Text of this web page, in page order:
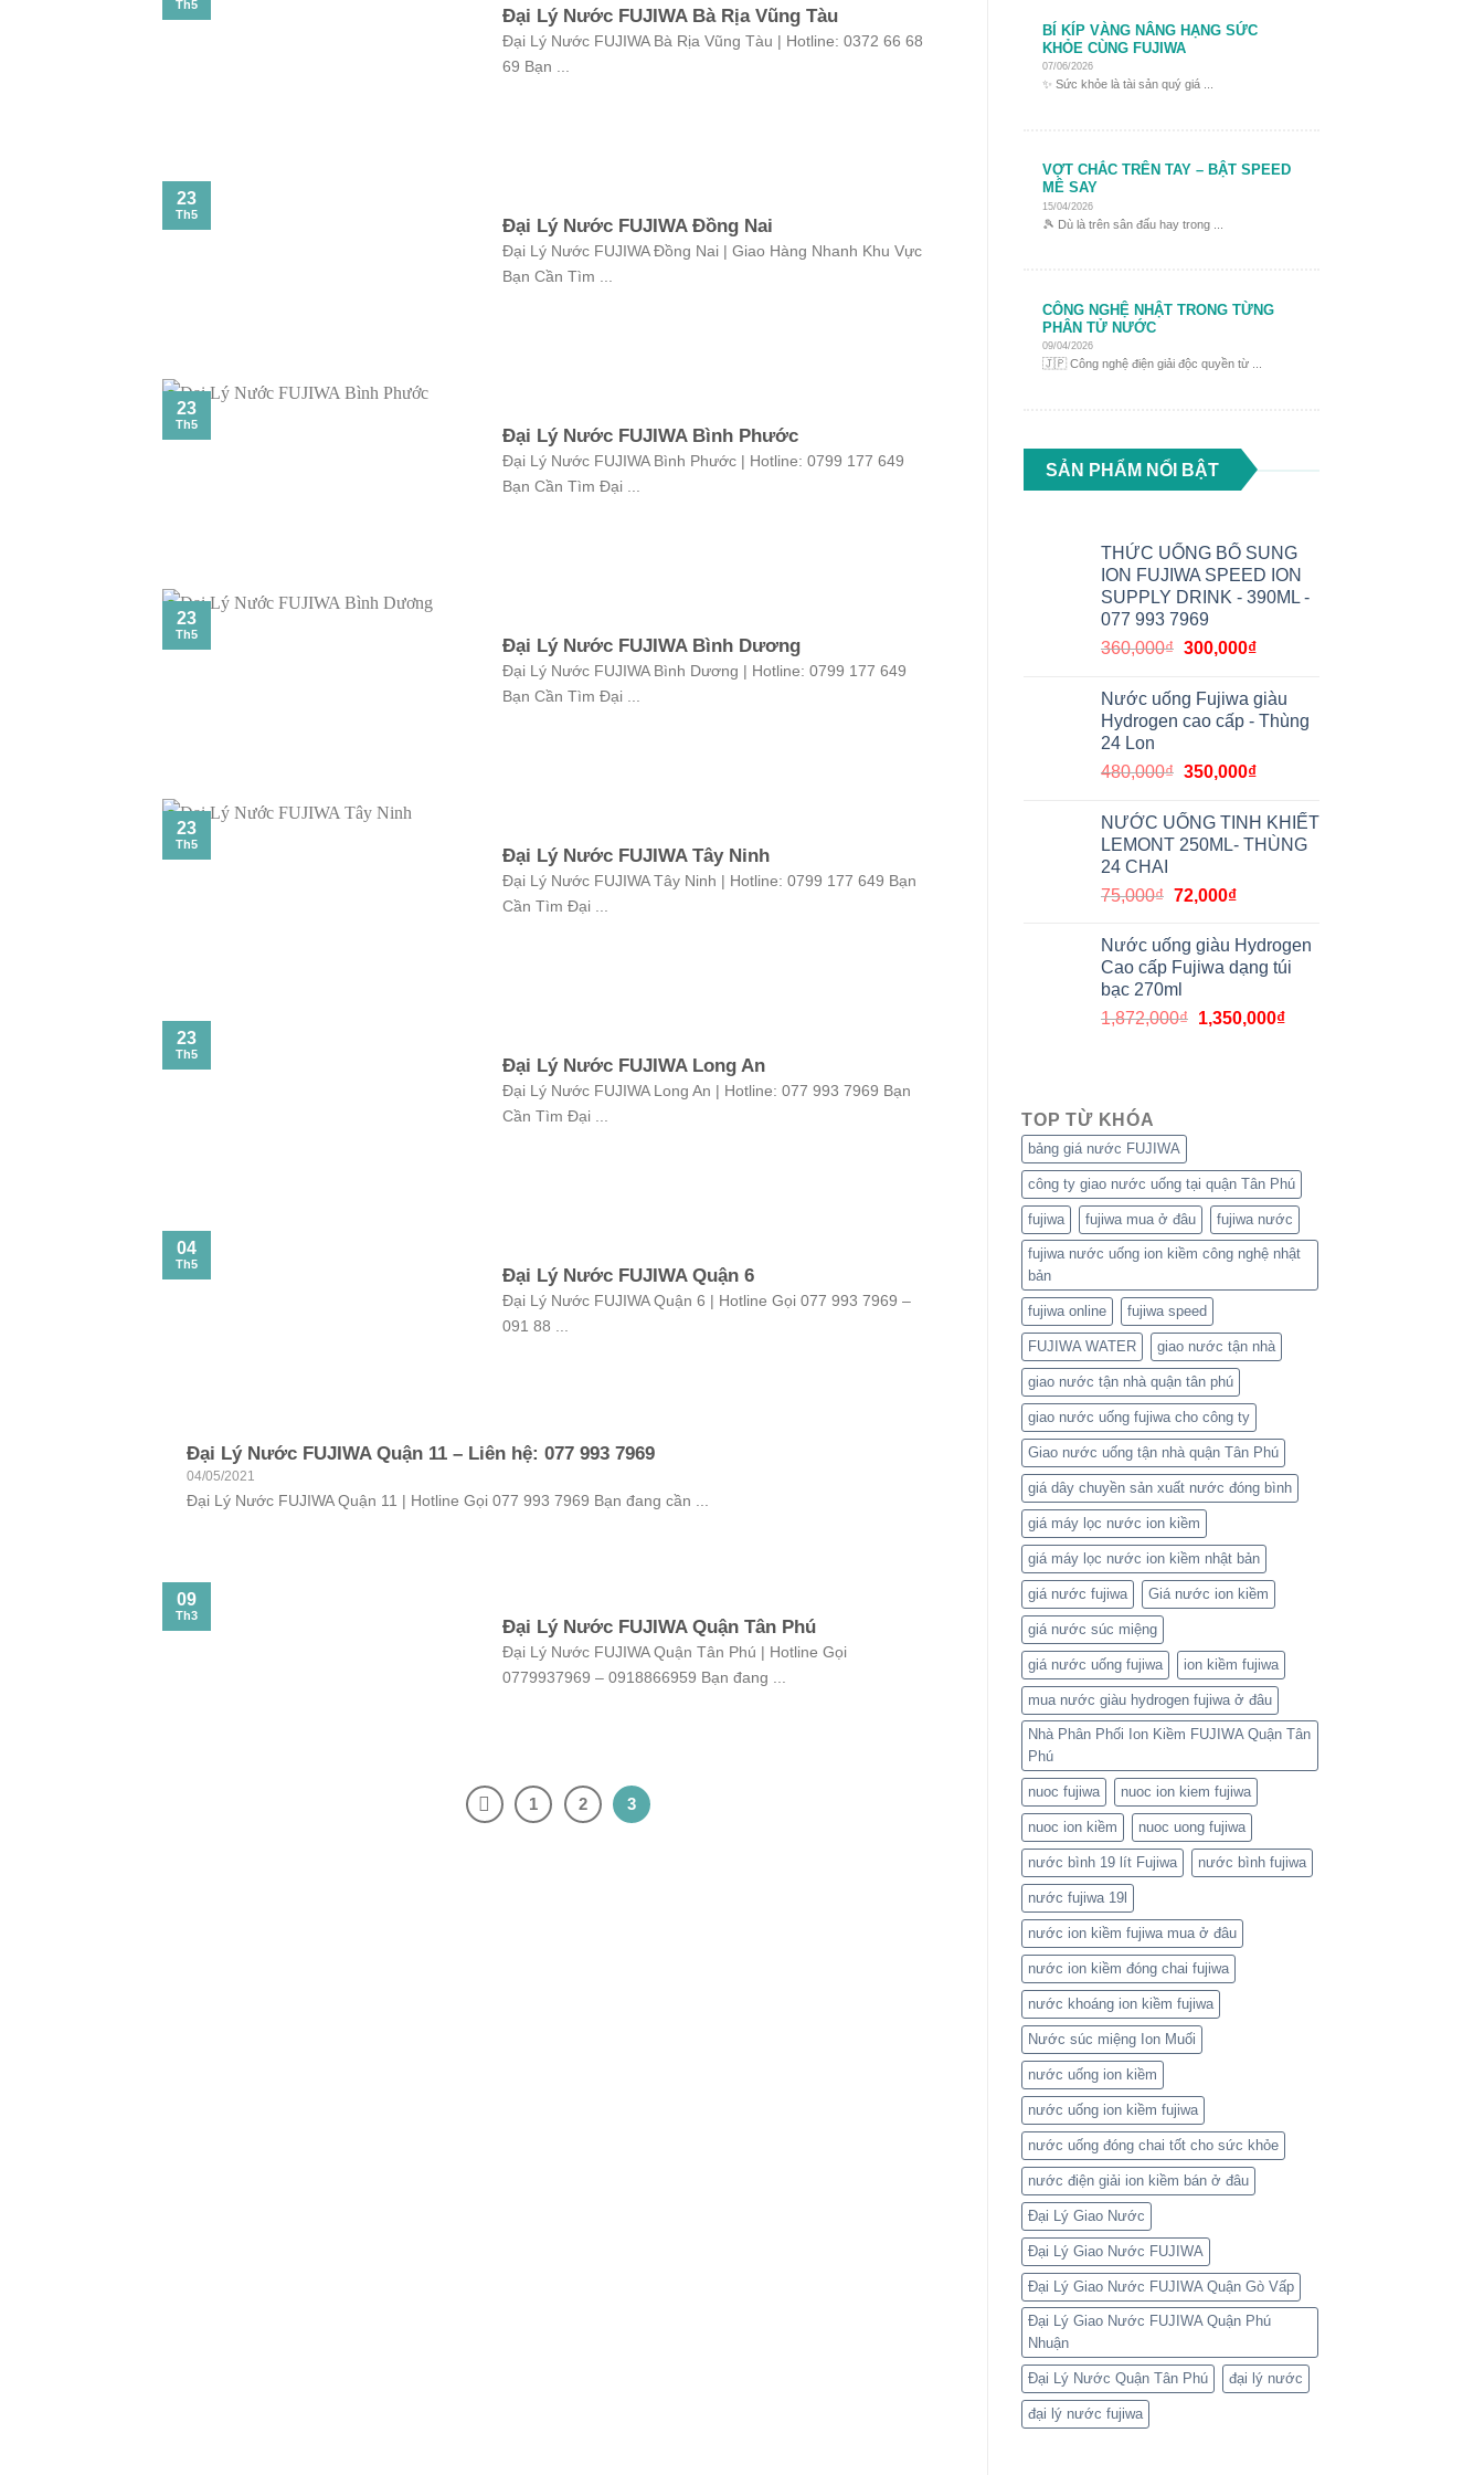
Đại Lý Nước FUJIWA Bà Rịa Vũng Tàu
Đại Lý Nước FUJIWA Bà Rịa Vũng Tàu | Hotline: 0372 66 68
69 Bạn ...
Th5
Đại Lý Nước FUJIWA Đồng Nai
Đại Lý Nước FUJIWA Đồng Nai | Giao Hàng Nhanh Khu Vực
Bạn Cần Tìm ...
23
Th5
Đại Lý Nước FUJIWA Bình Phước
Đại Lý Nước FUJIWA Bình Phước | Hotline: 0799 177 649
Bạn Cần Tìm Đại ...
23
Th5
Đại Lý Nước FUJIWA Bình Dương
Đại Lý Nước FUJIWA Bình Dương | Hotline: 0799 177 649
Bạn Cần Tìm Đại ...
23
Th5
Đại Lý Nước FUJIWA Tây Ninh
Đại Lý Nước FUJIWA Tây Ninh | Hotline: 0799 177 649 Bạn
Cần Tìm Đại ...
23
Th5
Đại Lý Nước FUJIWA Long An
Đại Lý Nước FUJIWA Long An | Hotline: 077 993 7969 Bạn
Cần Tìm Đại ...
23
Th5
Đại Lý Nước FUJIWA Quận 6
Đại Lý Nước FUJIWA Quận 6 | Hotline Gọi 077 993 7969 –
091 88 ...
04
Th5
Đại Lý Nước FUJIWA Quận 11 – Liên hệ: 077 993 7969
04/05/2021
Đại Lý Nước FUJIWA Quận 11 | Hotline Gọi 077 993 7969 Bạn đang cần ...
Đại Lý Nước FUJIWA Quận Tân Phú
Đại Lý Nước FUJIWA Quận Tân Phú | Hotline Gọi
0779937969 – 0918866959 Bạn đang ...
09
Th3
1 2 3
BÍ KÍP VÀNG NÂNG HẠNG SỨC
KHỎE CÙNG FUJIWA
07/06/2026
✨ Sức khỏe là tài sản quý giá ...
VỢT CHẮC TRÊN TAY – BẬT SPEED
MÊ SAY
15/04/2026
🎾 Dù là trên sân đấu hay trong ...
CÔNG NGHỆ NHẬT TRONG TỪNG
PHÂN TỬ NƯỚC
09/04/2026
🇯🇵 Công nghệ điện giải độc quyền từ ...
SẢN PHẨM NỔI BẬT
THỨC UỐNG BỔ SUNG
ION FUJIWA SPEED ION
SUPPLY DRINK - 390ML -
077 993 7969
360,000₫ 300,000₫
Nước uống Fujiwa giàu
Hydrogen cao cấp - Thùng
24 Lon
480,000₫ 350,000₫
NƯỚC UỐNG TINH KHIẾT
LEMONT 250ML- THÙNG
24 CHAI
75,000₫ 72,000₫
Nước uống giàu Hydrogen
Cao cấp Fujiwa dạng túi
bạc 270ml
1,872,000₫ 1,350,000₫
TOP TỪ KHÓA
bảng giá nước FUJIWA
công ty giao nước uống tại quận Tân Phú
fujiwa fujiwa mua ở đâu fujiwa nước
fujiwa nước uống ion kiềm công nghệ nhật
bản
fujiwa online fujiwa speed
FUJIWA WATER giao nước tận nhà
giao nước tận nhà quận tân phú
giao nước uống fujiwa cho công ty
Giao nước uống tận nhà quận Tân Phú
giá dây chuyền sản xuất nước đóng bình
giá máy lọc nước ion kiềm
giá máy lọc nước ion kiềm nhật bản
giá nước fujiwa Giá nước ion kiềm
giá nước súc miệng
giá nước uống fujiwa ion kiềm fujiwa
mua nước giàu hydrogen fujiwa ở đâu
Nhà Phân Phối Ion Kiềm FUJIWA Quận Tân
Phú
nuoc fujiwa nuoc ion kiem fujiwa
nuoc ion kiềm nuoc uong fujiwa
nước bình 19 lít Fujiwa nước bình fujiwa
nước fujiwa 19l
nước ion kiềm fujiwa mua ở đâu
nước ion kiềm đóng chai fujiwa
nước khoáng ion kiềm fujiwa
Nước súc miệng Ion Muối
nước uống ion kiềm
nước uống ion kiềm fujiwa
nước uống đóng chai tốt cho sức khỏe
nước điện giải ion kiềm bán ở đâu
Đại Lý Giao Nước
Đại Lý Giao Nước FUJIWA
Đại Lý Giao Nước FUJIWA Quận Gò Vấp
Đại Lý Giao Nước FUJIWA Quận Phú
Nhuận
Đại Lý Nước Quận Tân Phú đại lý nước
đại lý nước fujiwa